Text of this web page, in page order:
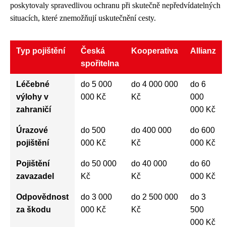
poskytovaly spravedlivou ochranu při skutečně nepředvídatelných
situacích, které znemožňují uskutečnění cesty.
Typ pojištění
Česká
spořitelna
Kooperativa Allianz
Léčebné
výlohy v
zahraničí
do 5 000
000 Kč
do 4 000 000
Kč
do 6
000
000 Kč
Úrazové
pojištění
do 500
000 Kč
do 400 000
Kč
do 600
000 Kč
Pojištění
zavazadel
do 50 000
Kč
do 40 000
Kč
do 60
000 Kč
Odpovědnost
za škodu
do 3 000
000 Kč
do 2 500 000
Kč
do 3
500
000 Kč